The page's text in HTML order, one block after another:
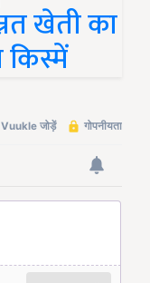
खेती का
किस्में